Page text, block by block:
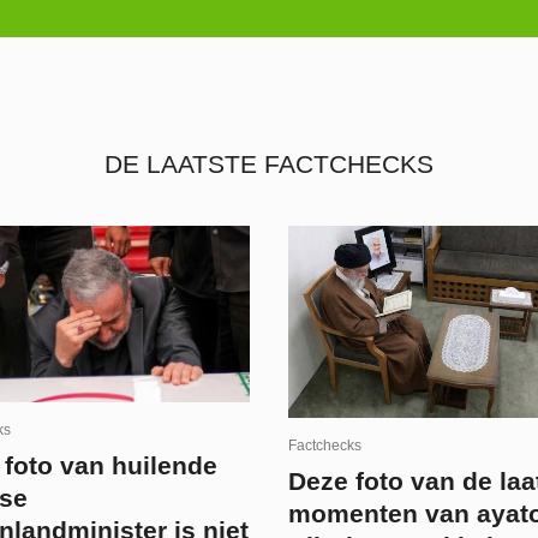
DE LAATSTE FACTCHECKS
foto van huilende
is niet
Factchecks
Deze foto van de
momenten van